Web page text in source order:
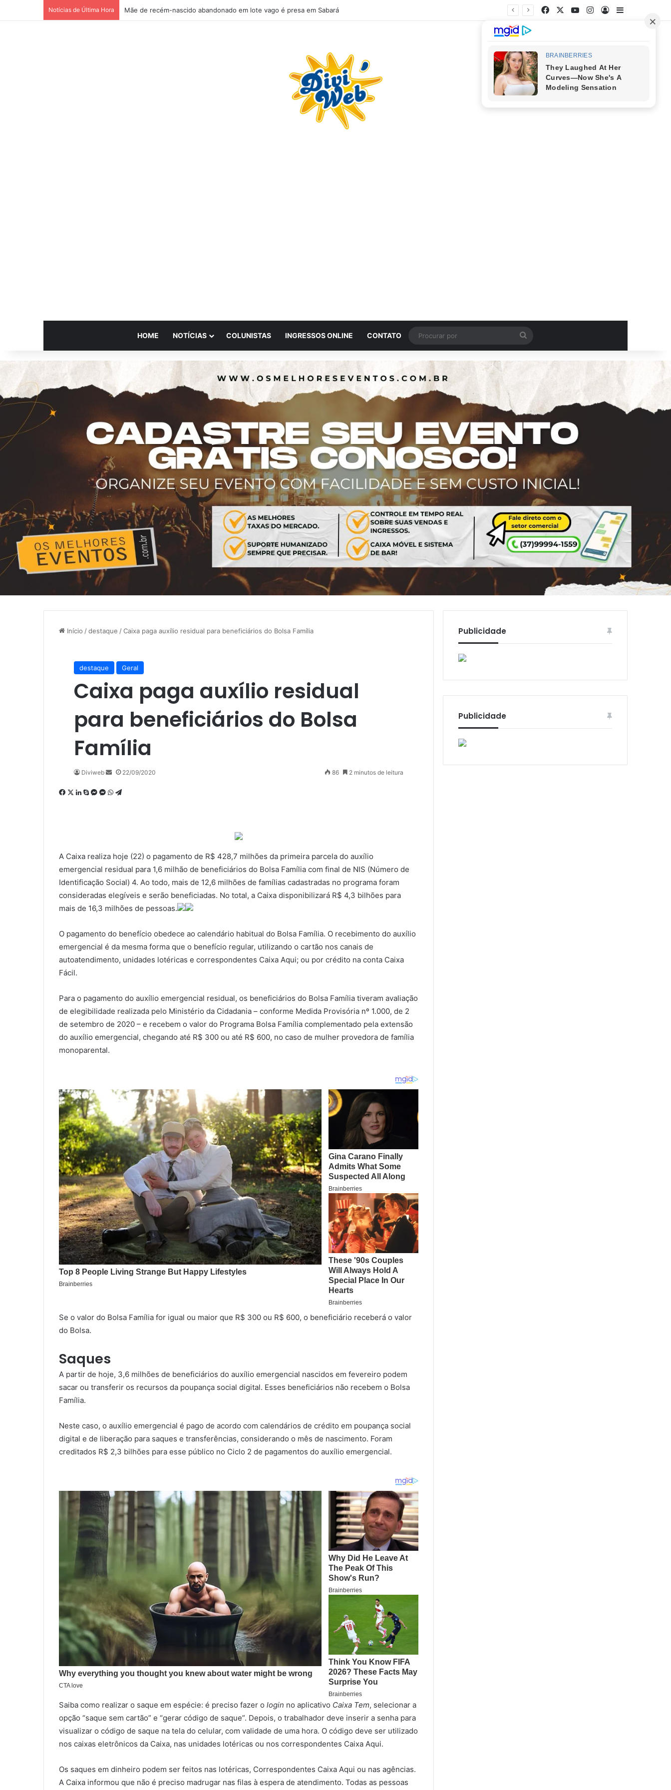
Notícias de Última Hora Mãe de recém-nascido abandonado em lote vago é presa em Sabará FacebookYouTubeInstagram
EntrarBarra Lateral
HOME NOTÍCIAS COLUNISTAS INGRESSOS ONLINE CONTATO
por
Início /destaque /Caixa paga auxílio residual para beneficiários do Bolsa Família
destaque Geral
Caixa paga auxílio residual
para beneficiários do Bolsa
Família
Diviweb
Mande
e-
22/09/2020 86 2 minutos de leitura
Facebook
X Linkedin
SkypeMessenger
Messenger
WhatsApp
Telegram
A Caixa realiza hoje (22) o pagamento de R$ 428,7 milhões da primeira parcela do auxílio
emergencial residual para 1,6 milhão de beneficiários do Bolsa Família com final de NIS (Número de
Identificação Social) 4. Ao todo, mais de 12,6 milhões de famílias cadastradas no programa foram
consideradas elegíveis e serão beneficiadas. No total, a Caixa disponibilizará R$ 4,3 bilhões para
mais de 16,3 milhões de pessoas.
O pagamento do benefício obedece ao calendário habitual do Bolsa Família. O recebimento do auxílio
emergencial é da mesma forma que o benefício regular, utilizando o cartão nos canais de
autoatendimento, unidades lotéricas e correspondentes Caixa Aqui; ou por crédito na conta Caixa
Fácil.
Para o pagamento do auxílio emergencial residual, os beneficiários do Bolsa Família tiveram avaliação
de elegibilidade realizada pelo Ministério da Cidadania – conforme Medida Provisória nº 1.000, de 2
de setembro de 2020 – e recebem o valor do Programa Bolsa Família complementado pela extensão
do auxílio emergencial, chegando até R$ 300 ou até R$ 600, no caso de mulher provedora de família
monoparental.
Se o valor do Bolsa Família for igual ou maior que R$ 300 ou R$ 600, o beneficiário receberá o valor
do Bolsa.
Saques
A partir de hoje, 3,6 milhões de beneficiários do auxílio emergencial nascidos em fevereiro podem
sacar ou transferir os recursos da poupança social digital. Esses beneficiários não recebem o Bolsa
Família.
Neste caso, o auxílio emergencial é pago de acordo com calendários de crédito em poupança social
digital e de liberação para saques e transferências, considerando o mês de nascimento. Foram
creditados R$ 2,3 bilhões para esse público no Ciclo 2 de pagamentos do auxílio emergencial.
Saiba como realizar o saque em espécie: é preciso fazer o login no aplicativo Caixa Tem, selecionar a
opção “saque sem cartão” e “gerar código de saque”. Depois, o trabalhador deve inserir a senha para
visualizar o código de saque na tela do celular, com validade de uma hora. O código deve ser utilizado
nos caixas eletrônicos da Caixa, nas unidades lotéricas ou nos correspondentes Caixa Aqui.
Os saques em dinheiro podem ser feitos nas lotéricas, Correspondentes Caixa Aqui ou nas agências.
A Caixa informou que não é preciso madrugar nas filas à espera de atendimento. Todas as pessoas
Publicidade
Publicidade